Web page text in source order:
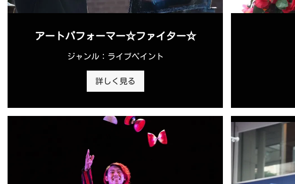
アートパフォーマー☆ファイター☆
ジャンル：ライブペイント
詳しく見る